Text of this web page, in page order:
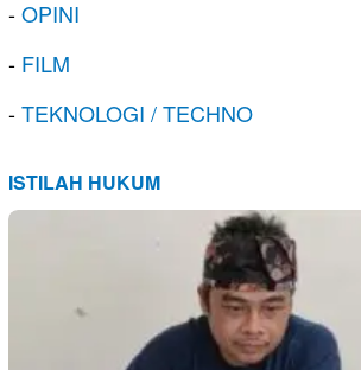
-OPINI
- FILM
-TEKNOLOGI / TECHNO
ISTILAH HUKUM